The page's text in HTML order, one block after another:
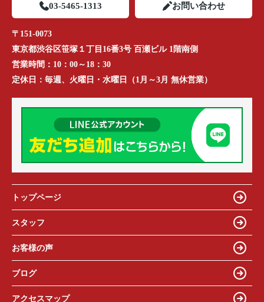
03-5465-1313 お問い合わせ
〒151-0073
東京都渋谷区笹塚１丁目16番3号 百瀬ビル 1階南側
営業時間： 10：00～18：30
定休日： 毎週、火曜日・水曜日（1月～3月 無休営業）
トップページ
スタッフ
お客様の声
ブログ
アクセスマップ